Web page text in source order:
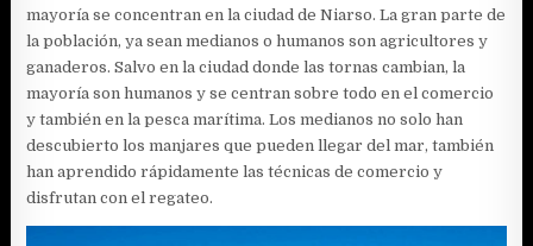
mayoría se concentran en la ciudad de Niarso. La gran parte de
la población, ya sean medianos o humanos son agricultores y
ganaderos. Salvo en la ciudad donde las tornas cambian, la
mayoría son humanos y se centran sobre todo en el comercio
y también en la pesca marítima. Los medianos no solo han
descubierto los manjares que pueden llegar del mar, también
han aprendido rápidamente las técnicas de comercio y
disfrutan con el regateo.